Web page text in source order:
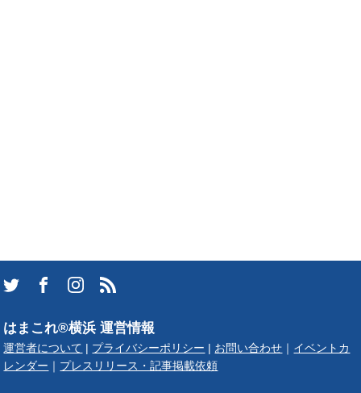
はまこれ®横浜 運営情報
運営者について プライバシーポリシー お問い合わせ
イベントカ
レンダー
プレスリリース・記事掲載依頼